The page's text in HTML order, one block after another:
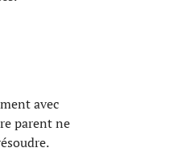
avec
parent ne